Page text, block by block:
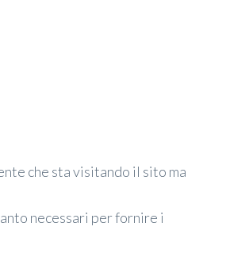
che sta visitando il sito ma
necessari per fornire i